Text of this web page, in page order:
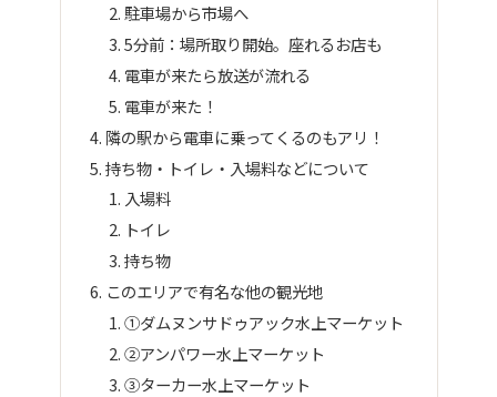
駐車場から市場へ
5分前：場所取り開始。座れるお店も
電車が来たら放送が流れる
電車が来た！
隣の駅から電車に乗ってくるのもアリ！
持ち物・トイレ・入場料などについて
入場料
トイレ
持ち物
このエリアで有名な他の観光地
①ダムヌンサドゥアック水上マーケット
②アンパワー水上マーケット
③ターカー水上マーケット